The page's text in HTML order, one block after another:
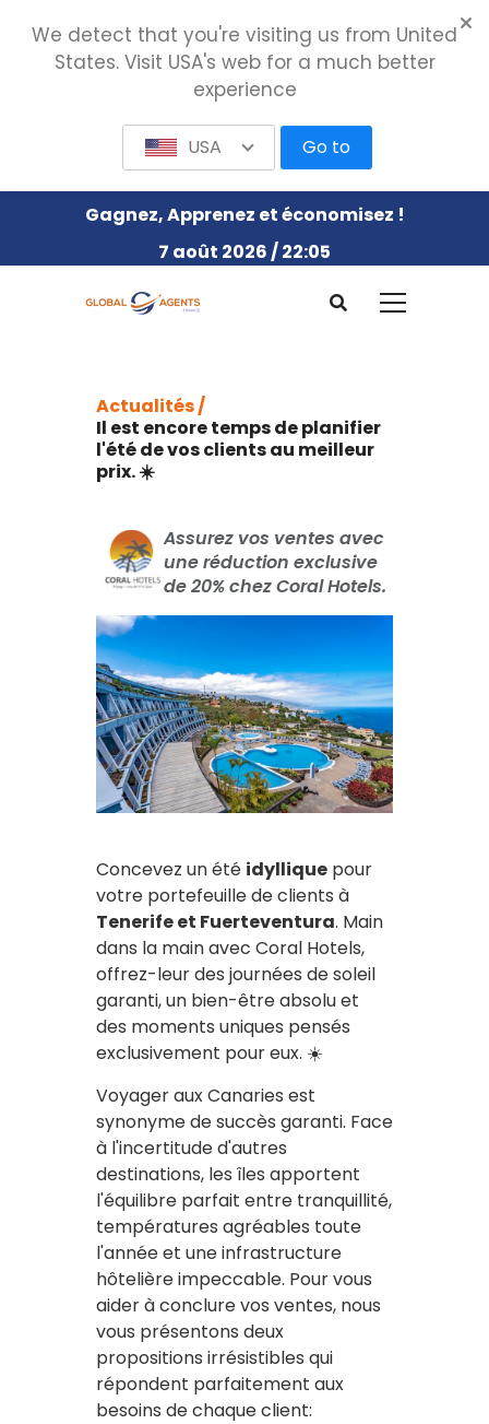
Gagnez, Apprenez et économisez !
7 août 2026 / 22:05
Actualités /
Il est encore temps de planifier
l'été de vos clients au meilleur
prix. ☀️
Assurez vos ventes avec
une réduction exclusive
de 20% chez Coral Hotels.
Concevez un été idyllique pour
votre portefeuille de clients à
Tenerife et Fuerteventura. Main
dans la main avec Coral Hotels,
offrez-leur des journées de soleil
garanti, un bien-être absolu et
des moments uniques pensés
exclusivement pour eux. ☀️
Voyager aux Canaries est
synonyme de succès garanti. Face
à l'incertitude d'autres
destinations, les îles apportent
l'équilibre parfait entre tranquillité,
températures agréables toute
l'année et une infrastructure
hôtelière impeccable. Pour vous
aider à conclure vos ventes, nous
vous présentons deux
propositions irrésistibles qui
répondent parfaitement aux
besoins de chaque client:
We detect that you're visiting us from United
States. Visit USA's web for a much better
experience
USA Go to